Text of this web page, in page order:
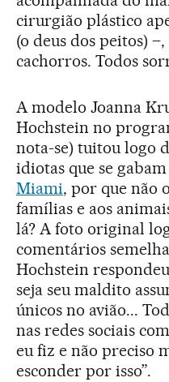
cirurgião plástico
(o deus dos peitos)
cachorros. Todos
A modelo Joanna
Hochstein no
nota-se) tuitou logo
idiotas que se
Miami, por que não
famílias e aos
lá? A foto original
comentários
Hochstein
seja seu maldito
únicos no avião...
nas redes sociais
eu fiz e não preciso
esconder por isso”.